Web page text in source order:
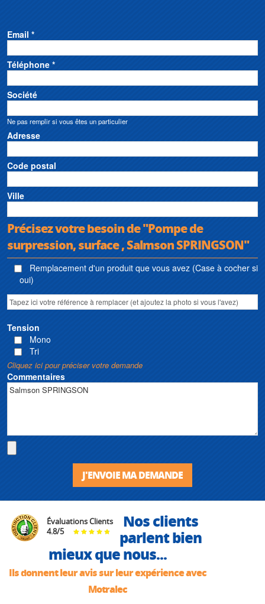
Email *
Téléphone *
Société
Ne pas remplir si vous êtes un particulier
Adresse
Code postal
Ville
Précisez votre besoin de "Pompe de
surpression, surface , Salmson SPRINGSON"
Remplacement d'un produit que vous avez (Case à cocher si
oui)
Tension
Mono
Tri
Cliquez ici pour préciser votre demande
Commentaires
J'ENVOIE MA DEMANDE
Évaluations Clients
4.8/5
Nos clients
parlent bien
mieux que nous...
Ils donnent leur avis sur leur expérience avec
Motralec